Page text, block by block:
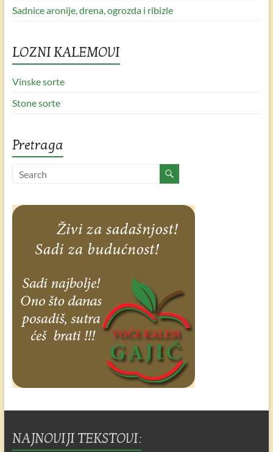
Sadnice aronije, drena, ogrozda i ribizle
LOZNI KALEMOVI
Vinske sorte
Stone sorte
Pretraga
NAJNOVIJI TEKSTOVI: